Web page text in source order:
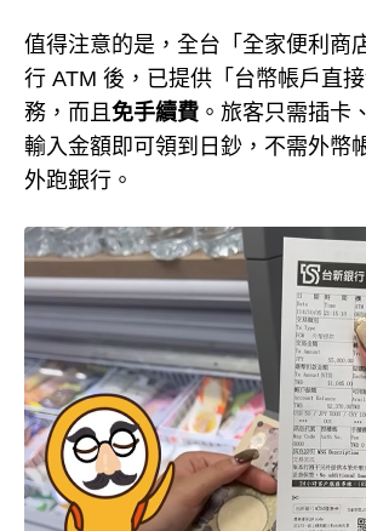
值得注意的是，全台「全家便利商
行 ATM 後，已提供「台幣帳戶直
務，而且 免手續費 。旅客只需插卡
輸入金額即可領到日鈔，不需外幣
外跑銀行。